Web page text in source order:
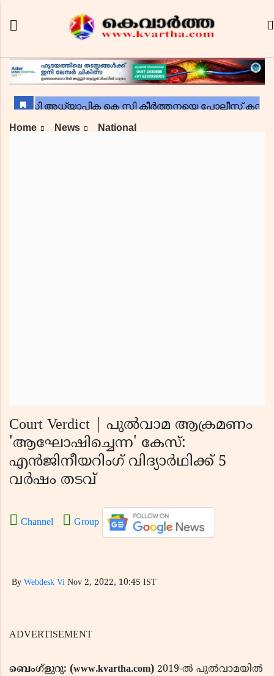
Home News National
Court Verdict | പുൽവാമ ആക്രമണം
'ആഘോഷിച്ചെന്ന' കേസ്:
എൻജിനീയറിംഗ് വിദ്യാർഥിക്ക് 5
വർഷം തടവ്
Channel Group
By Webdesk Vi Nov 2, 2022, 10:45 IST
ADVERTISEMENT
ബെംഗ്ളുറു: (www.kvartha.com) 2019-ൽ പുൽവാമയിൽ